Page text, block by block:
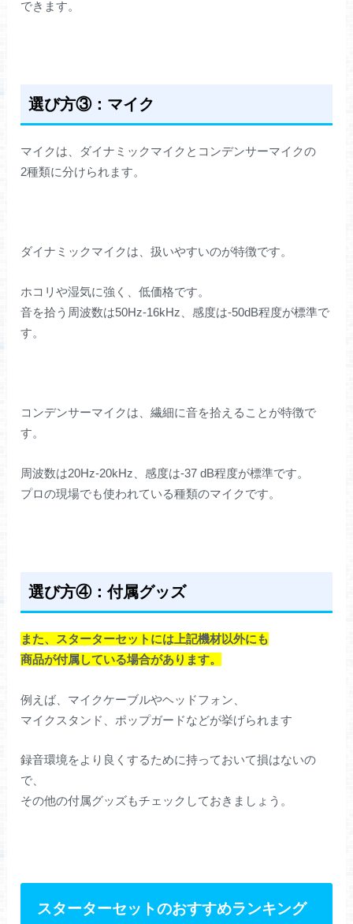
できます。
選び方③：マイク
マイクは、ダイナミックマイクとコンデンサーマイクの
2種類に分けられます。
ダイナミックマイクは、扱いやすいのが特徴です。
ホコリや湿気に強く、低価格です。
音を拾う周波数は50Hz-16kHz、感度は-50dB程度が標準で
す。
コンデンサーマイクは、繊細に音を拾えることが特徴で
す。
周波数は20Hz-20kHz、感度は-37 dB程度が標準です。
プロの現場でも使われている種類のマイクです。
選び方④：付属グッズ
また、スターターセットには上記機材以外にも
商品が付属している場合があります。
例えば、マイクケーブルやヘッドフォン、
マイクスタンド、ポップガードなどが挙げられます
録音環境をより良くするために持っておいて損はないの
で、
その他の付属グッズもチェックしておきましょう。
スターターセットのおすすめランキング